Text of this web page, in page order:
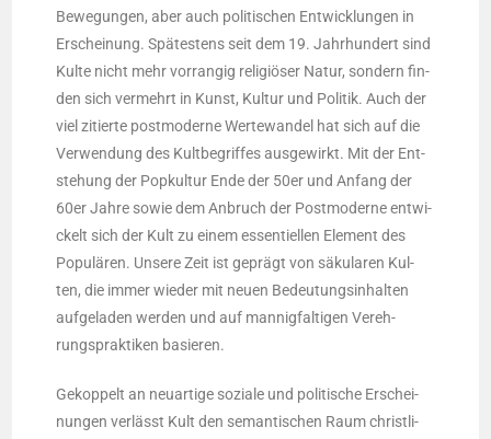
Bewe­gun­gen, aber auch poli­ti­schen Ent­wick­lun­gen in
Erschei­nung. Spä­tes­tens seit dem 19. Jahr­hun­dert sind
Kul­te nicht mehr vor­ran­gig reli­giö­ser Natur, son­dern fin­
den sich ver­mehrt in Kunst, Kul­tur und Poli­tik. Auch der
viel zitier­te post­mo­der­ne Wer­te­wan­del hat sich auf die
Ver­wen­dung des Kult­be­grif­fes aus­ge­wirkt. Mit der Ent­
ste­hung der Pop­kul­tur Ende der 50er und Anfang der
60er Jah­re sowie dem Anbruch der Post­mo­der­ne ent­wi­
ckelt sich der Kult zu einem essen­ti­el­len Ele­ment des
Popu­lä­ren. Unse­re Zeit ist geprägt von säku­la­ren Kul­
ten, die immer wie­der mit neu­en Bedeu­tungs­in­hal­ten
auf­ge­la­den wer­den und auf man­nig­fal­ti­gen Ver­eh­
rungs­prak­ti­ken basieren.
Gekop­pelt an neu­ar­ti­ge sozia­le und poli­ti­sche Erschei­
nun­gen ver­lässt Kult den seman­ti­schen Raum christ­li­